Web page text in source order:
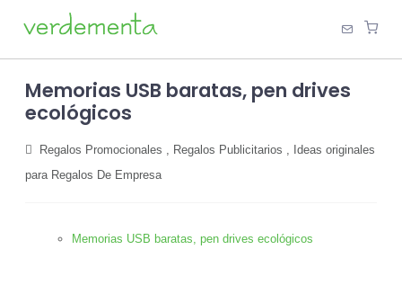
Memorias USB baratas, pen drives
ecológicos
Regalos Promocionales Regalos Publicitarios
Ideas originales
para Regalos De Empresa
Memorias USB baratas, pen drives ecológicos